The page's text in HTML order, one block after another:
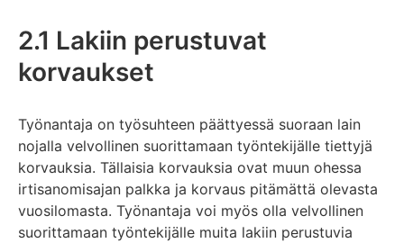
2.1 Lakiin perustuvat
korvaukset
Työnantaja on työsuhteen päättyessä suoraan lain
nojalla velvollinen suorittamaan työntekijälle tiettyjä
korvauksia. Tällaisia korvauksia ovat muun ohessa
irtisanomisajan palkka ja korvaus pitämättä olevasta
vuosilomasta. Työnantaja voi myös olla velvollinen
suorittamaan työntekijälle muita lakiin perustuvia